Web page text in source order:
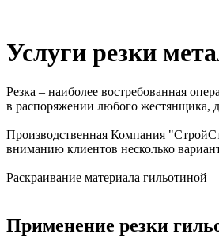
Услуги резки
Резка – наиболее востребованная
в распоряжении любого жестянщика,
Производственная Компания
вниманию клиентов несколько
Раскраивание материала гильотиной
Применение резки